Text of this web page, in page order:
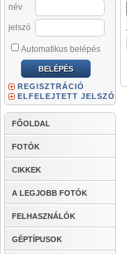
név
jelszó
Automatikus belépés
REGISZTRÁCIÓ
ELFELEJTETT JELSZÓ
FŐOLDAL
FOTÓK
CIKKEK
A LEGJOBB FOTÓK
FELHASZNÁLÓK
GÉPTÍPUSOK